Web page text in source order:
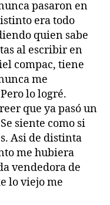
pasaron en
era todo
quien sabe
al escribir en
compac, tiene
me
lo logré.
que ya pasó un
siente como si
Asi de distinta
me hubiera
vendedora de
lo viejo me